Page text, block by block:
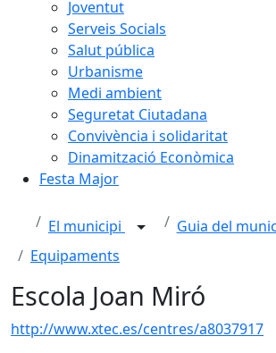
Joventut
Serveis Socials
Salut pública
Urbanisme
Medi ambient
Seguretat Ciutadana
Convivència i solidaritat
Dinamització Econòmica
Festa Major
El municipi
Guia del
Equipaments
Escola Joan Miró
http://www.xtec.es/centres/a8037917